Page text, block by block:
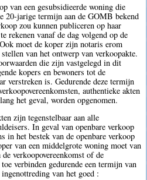
van een gesubsidieerde woning die
20-jarige termijn aan de GOMB bekend
zou kunnen publiceren op haar
rekenen vanaf de dag volgend op de
moet de koper zijn notaris erom
van het ontwerp van verkoopakte.
die zijn vastgelegd in dit
kopers en bewoners tot de
verstreken is. Gedurende deze termijn
authentieke akten
het geval, worden opgenomen.
zijn tegenstelbaar aan alle
In geval van openbare verkoop
in het bestek van de openbare verkoop
van een middelgrote woning moet van
verkoopovereenkomst of de
verbinden gedurende een termijn van
van het goed :